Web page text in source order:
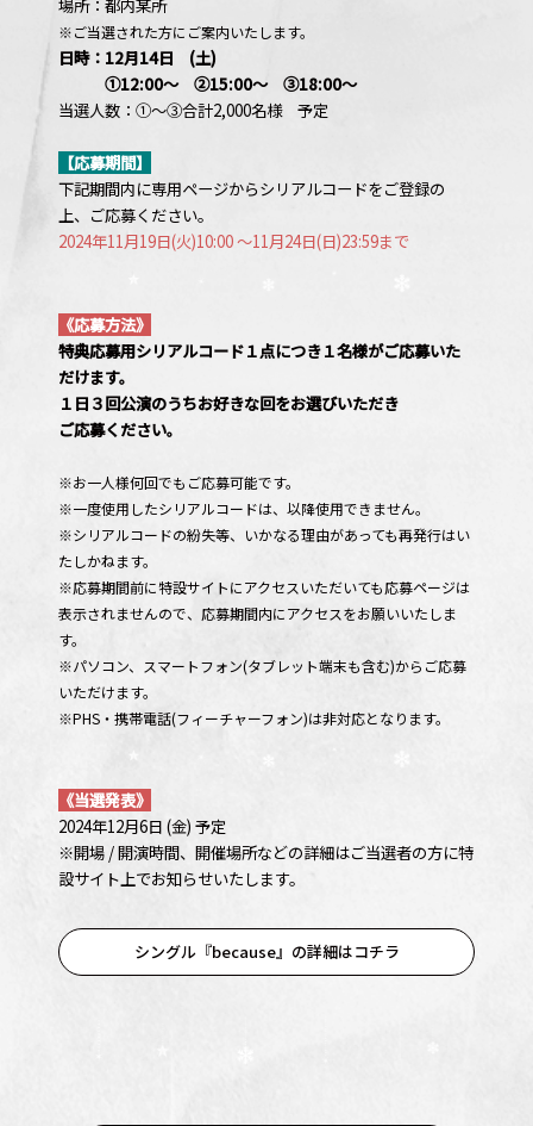
場所：都内某所
※ご当選された方にご案内いたします。
日時：12月14日 (土)
①12:00〜 ②15:00〜 ③18:00〜
当選人数：①〜③合計2,000名様 予定
【応募期間】
下記期間内に専用ページからシリアルコードをご登録の
上、ご応募ください。
2024年11月19日(火)10:00 ～11月24日(日)23:59まで
《応募方法》
特典応募用シリアルコード１点につき１名様がご応募いた
だけます。
１日３回公演のうちお好きな回をお選びいただき
ご応募ください。
※お一人様何回でもご応募可能です。
※一度使用したシリアルコードは、以降使用できません。
※シリアルコードの紛失等、いかなる理由があっても再発行はい
たしかねます。
※応募期間前に特設サイトにアクセスいただいても応募ページは
表示されませんので、応募期間内にアクセスをお願いいたしま
す。
※パソコン、スマートフォン(タブレット端末も含む)からご応募
いただけます。
※PHS・携帯電話(フィーチャーフォン)は非対応となります。
《当選発表》
2024年12月6日 (金) 予定
※開場 / 開演時間、開催場所などの詳細はご当選者の方に特
設サイト上でお知らせいたします。
シングル『because』の詳細はコチラ